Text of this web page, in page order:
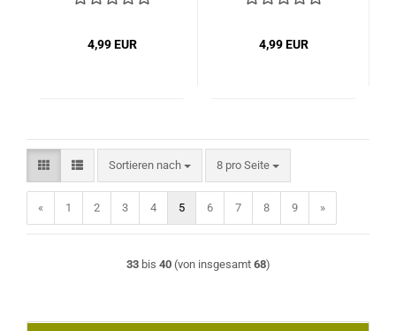
4,99 EUR 4,99 EUR
Sortieren nach
Sortieren nach 8 pro Seite
pro Seite
« 1 2 3 4 5 6 7 8 9 »
33bis 40(von insgesamt 68)